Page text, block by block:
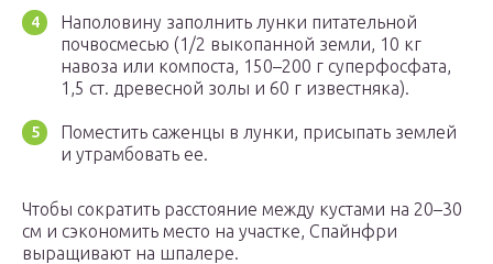
Наполовину заполнить лунки питательной
почвосмесью (1/2 выкопанной земли, 10 кг
навоза или компоста, 150–200 г суперфосфата,
1,5 ст. древесной золы и 60 г известняка).
Поместить саженцы в лунки, присыпать землей
и утрамбовать ее.
Чтобы сократить расстояние между кустами на 20–30
см и сэкономить место на участке, Спайнфри
выращивают на шпалере.